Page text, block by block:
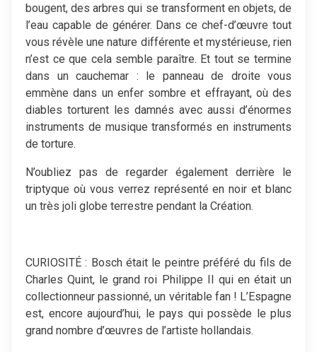
bougent, des arbres qui se transforment en objets, de
l’eau capable de générer. Dans ce chef-d’œuvre tout
vous révèle une nature différente et mystérieuse, rien
n’est ce que cela semble paraître. Et tout se termine
dans un cauchemar : le panneau de droite vous
emmène dans un enfer sombre et effrayant, où des
diables torturent les damnés avec aussi d’énormes
instruments de musique transformés en instruments
de torture.
N’oubliez pas de regarder également derrière le
triptyque où vous verrez représenté en noir et blanc
un très joli globe terrestre pendant la Création.
CURIOSITÉ : Bosch était le peintre préféré du fils de
Charles Quint, le grand roi Philippe II qui en était un
collectionneur passionné, un véritable fan ! L’Espagne
est, encore aujourd’hui, le pays qui possède le plus
grand nombre d’œuvres de l’artiste hollandais.